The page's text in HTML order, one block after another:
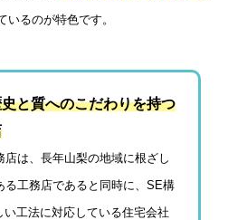
いるのが特色です。
と質へのこだわりを持つ
店は、長年山梨の地域に根ざし
る工務店であると同時に、SE構
工法に対応している住宅会社